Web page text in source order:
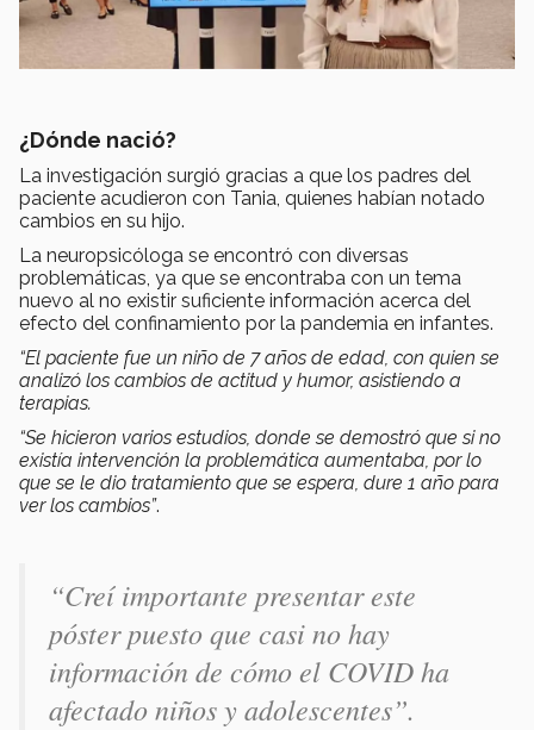
¿Dónde nació?
La investigación surgió gracias a que los padres del
paciente acudieron con Tania, quienes habían notado
cambios en su hijo.
La neuropsicóloga se encontró con diversas
problemáticas, ya que se encontraba con un tema
nuevo al no existir suficiente información acerca del
efecto del confinamiento por la pandemia en infantes.
“El paciente fue un niño de 7 años de edad, con quien se
analizó los cambios de actitud y humor, asistiendo a
terapias.
“Se hicieron varios estudios, donde se demostró que si no
existía intervención la problemática aumentaba, por lo
que se le dio tratamiento que se espera, dure 1 año para
ver los cambios”.
“Creí importante presentar este
póster puesto que casi no hay
información de cómo el COVID ha
afectado niños y adolescentes”.